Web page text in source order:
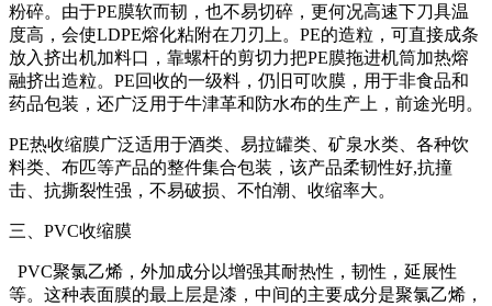
粉碎。由于PE膜软而韧，也不易切碎，更何况高速下刀具温
度高，会使LDPE熔化粘附在刀刃上。PE的造粒，可直接成条
放入挤出机加料口，靠螺杆的剪切力把PE膜拖进机筒加热熔
融挤出造粒。PE回收的一级料，仍旧可吹膜，用于非食品和
药品包装，还广泛用于牛津革和防水布的生产上，前途光明。
PE热收缩膜广泛适用于酒类、易拉罐类、矿泉水类、各种饮
料类、布匹等产品的整件集合包装，该产品柔韧性好,抗撞
击、抗撕裂性强，不易破损、不怕潮、收缩率大。
三、PVC收缩膜
PVC聚氯乙烯，外加成分以增强其耐热性，韧性，延展性
等。这种表面膜的最上层是漆，中间的主要成分是聚氯乙烯，